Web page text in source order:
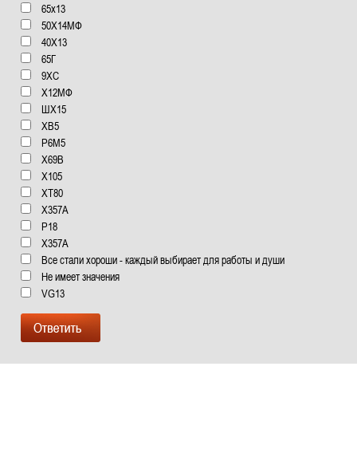
65x13
50Х14МФ
40Х13
65Г
9ХС
Х12МФ
ШХ15
ХВ5
Р6М5
Х69В
Х105
XT80
X357A
Р18
Х357А
Все стали хороши - каждый выбирает для работы и души
Не имеет значения
VG13